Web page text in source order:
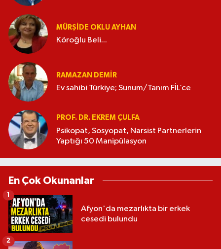
MÜRŞIDE OKLU AYHAN
Köroğlu Beli...
RAMAZAN DEMİR
Ev sahibi Türkiye; Sunum/Tanım FİL’ce
PROF. DR. EKREM ÇULFA
Psikopat, Sosyopat, Narsist Partnerlerin
Yaptığı 50 Manipülasyon
En Çok Okunanlar
Afyon'da mezarlıkta bir erkek
cesedi bulundu
1
2